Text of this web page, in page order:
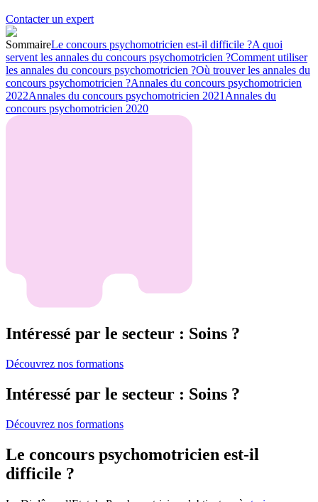
Contacter un expert
SommaireLe concours psychomotricien est-il difficile ?A quoi
servent les annales du concours psychomotricien ?Comment utiliser
les annales du concours psychomotricien ?Où trouver les annales du
concours psychomotricien ?Annales du concours psychomotricien
2022Annales du concours psychomotricien 2021 Annales du
concours psychomotricien 2020
Intéressé par le secteur : Soins ?
Découvrez nos formations
Intéressé par le secteur : Soins ?
Découvrez nos formations
Le concours psychomotricien est-il
difficile ?